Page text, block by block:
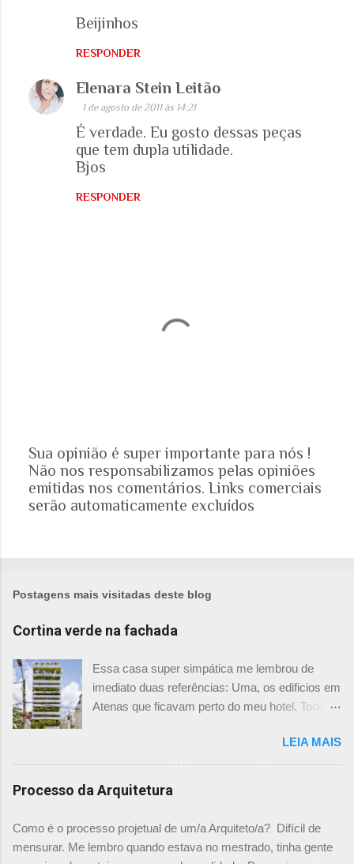
i
o
Beijinhos
RESPONDER
Elenara Stein Leitão
1 de agosto de 2011 às 14:21
É verdade. Eu gosto dessas peças
que tem dupla utilidade.
Bjos
RESPONDER
P
o
s
m
o
e
n
t
á
r
o
Sua opinião é super importante para nós !
Não nos responsabilizamos pelas opiniões
emitidas nos comentários. Links comerciais
serão automaticamente excluídos
Postagens mais visitadas deste blog
Cortina verde na fachada
Essa casa super simpática me lembrou de
imediato duas referências: Uma, os edificios em
Atenas que ficavam perto do meu hotel. Todos
ficassem tão simpáticos! Mas olhando com
mais foco, me veio a segunda referência. Na
verdade as fachadas da frente e fundos são
como segundas peles, floreiras que criam um
prédio. Justo como a casa do colega Oscar
Muller. Eu juro que tenho fotos no computador,
LEIA MAIS
Processo da Arquitetura
Como é o processo projetual de um/a Arquiteto/a? Difícil de
mensurar. Me lembro quando estava no mestrado, tinha gente